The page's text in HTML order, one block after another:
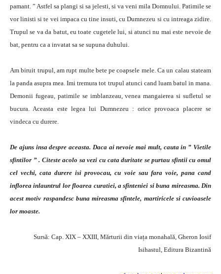
pamant. ” Astfel sa plangi si sa jelesti, si va veni mila Domnului. Patimile se
vor linisti si te vei impaca cu tine insuti, cu Dumnezeu si cu intreaga zidire.
Trupul se va da batut, eu toate cugetele lui, si atunci nu mai este nevoie de
bat, pentru ca a invatat sa se supuna duhului.
Am biruit trupul, am rupt multe bete pe coapsele mele. Ca un calau stateam
la panda asupra mea. Imi tremura tot trupul atunci cand luam batul in mana.
Demonii fugeau, patimile se imblanzeau, venea mangaierea si sufletul se
bucura. Aceasta este legea lui Dumnezeu : orice provoaca placere se
vindeca cu durere.
De ajuns insa despre aceasta. Daca ai nevoie mai mult, cauta in ” Vietile
sfintilor ” . Citeste acolo sa vezi cu cata duritate se purtau sfintii cu omul
cel vechi, cata durere isi provocau, cu voie sau fara voie, pana cand
inflorea inlauntrul lor floarea curatiei, a sfinteniei si buna mireasma. Din
acest motiv raspandesc buna mireasma sfintele, martiricele si cuvioasele
lor moaste.
Sursă: Cap. XIX – XXIII, Mărturii din viața monahală, Gheron Iosif
Isihastul, Editura Bizantină